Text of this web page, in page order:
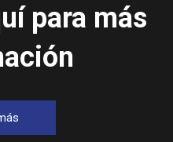
para más